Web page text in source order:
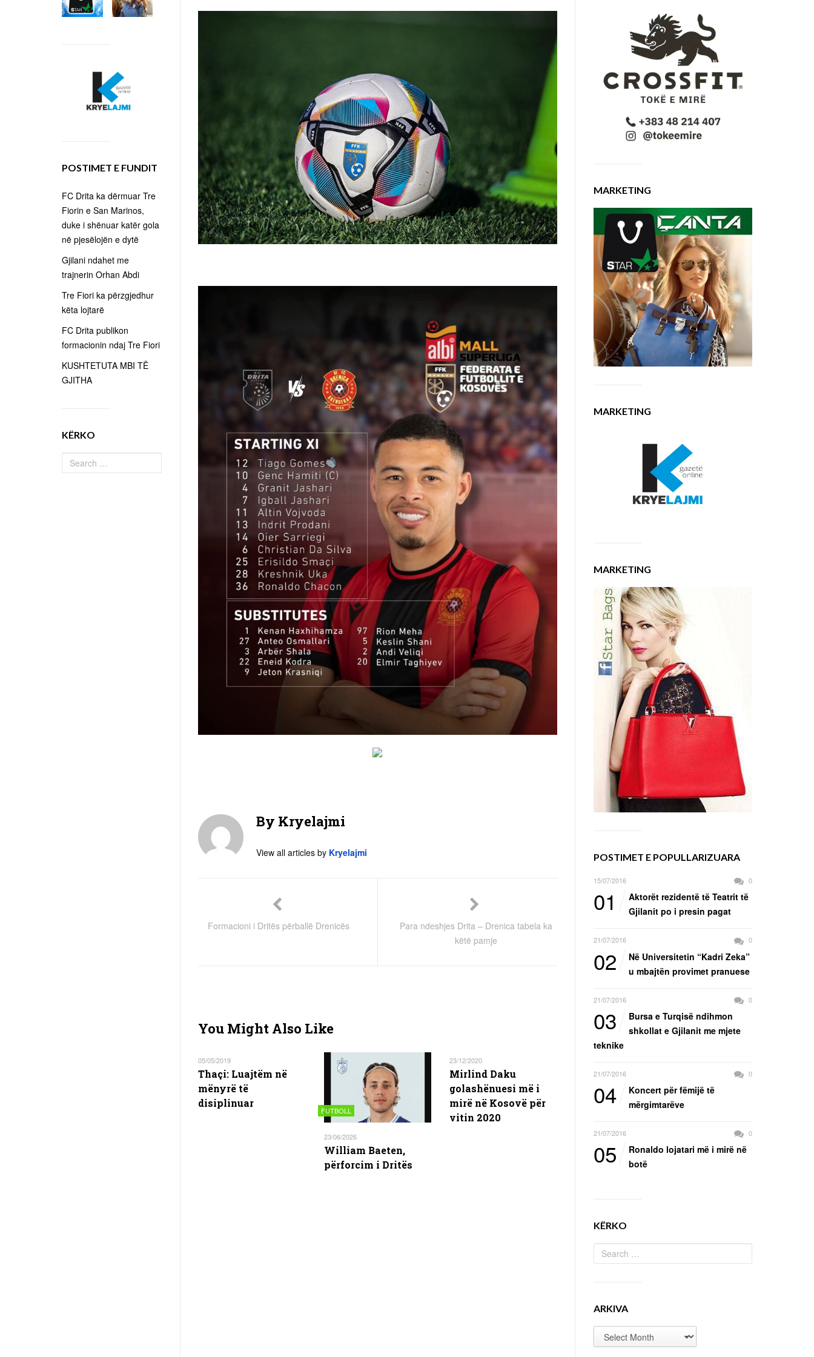
By Kryelajmi
View all articles by Kryelajmi
Formacioni i Dritës përballë Drenicës
Para ndeshjes Drita – Drenica tabela ka
këtë pamje
You Might Also Like
05/05/2019
Thaçi: Luajtëm në
mënyrë të
disiplinuar
FUTBOLL
23/06/2026
William Baeten,
përforcim i Dritës
23/12/2020
Mirlind Daku
golashënuesi më i
mirë në Kosovë për
vitin 2020
MARKETING
MARKETING
MARKETING
POSTIMET E POPULLARIZUARA
15/07/2016 0
01
Aktorët rezidentë të Teatrit të
Gjilanit po i presin pagat
21/07/2016 0
02
Në Universitetin “Kadri Zeka”
u mbajtën provimet pranuese
21/07/2016 0
03
Bursa e Turqisë ndihmon
shkollat e Gjilanit me mjete
teknike
21/07/2016 0
04
Koncert për fëmijë të
mërgimtarëve
21/07/2016 0
05
Ronaldo lojatari më i mirë në
botë
KËRKO
ARKIVA
POSTIMET E FUNDIT
FC Drita ka dërmuar Tre
Fiorin e San Marinos,
duke i shënuar katër gola
në pjesëlojën e dytë
Gjilani ndahet me
trajnerin Orhan Abdi
Tre Fiori ka përzgjedhur
këta lojtarë
FC Drita publikon
formacionin ndaj Tre Fiori
KUSHTETUTA MBI TË
GJITHA
KËRKO